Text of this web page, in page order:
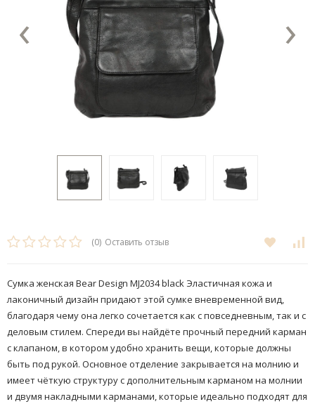
‹ ›
(0) Оставить отзыв
Сумка женская Bear Design MJ2034 black Эластичная кожа и
лаконичный дизайн придают этой сумке вневременной вид,
благодаря чему она легко сочетается как с повседневным, так и с
деловым стилем. Спереди вы найдёте прочный передний карман
с клапаном, в котором удобно хранить вещи, которые должны
быть под рукой. Основное отделение закрывается на молнию и
имеет чёткую структуру с дополнительным карманом на молнии
и двумя накладными карманами, которые идеально подходят для